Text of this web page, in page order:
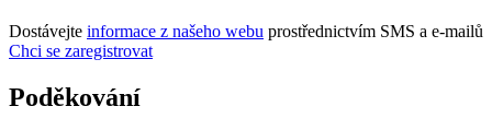
Dostávejte informace z našeho webu prostřednictvím SMS a e-mailů
Chci se zaregistrovat
Poděkování